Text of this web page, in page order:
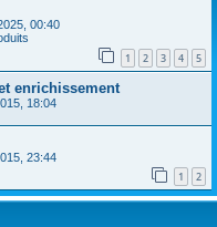
r
00:40
1 2 3 4 5
enrichissement
18:04
23:44
1 2